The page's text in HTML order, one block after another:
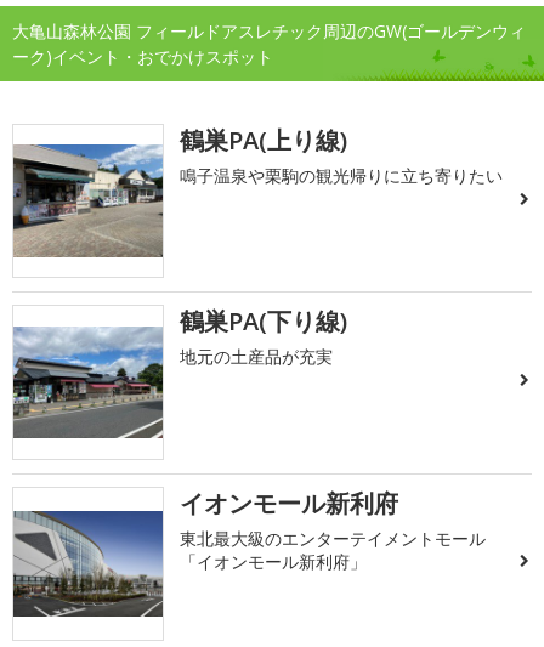
大亀山森林公園 フィールドアスレチック周辺のGW(ゴールデンウィ
ーク)イベント・おでかけスポット
鶴巣PA(上り線)
鳴子温泉や栗駒の観光帰りに立ち寄りたい
鶴巣PA(下り線)
地元の土産品が充実
イオンモール新利府
東北最大級のエンターテイメントモール
「イオンモール新利府」